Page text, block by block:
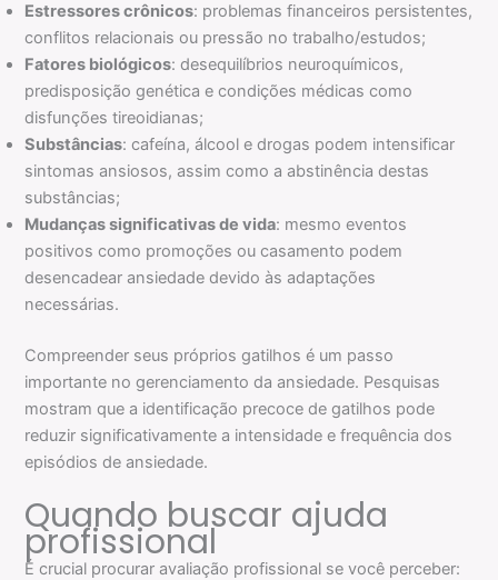
Estressores crônicos: problemas financeiros persistentes,
conflitos relacionais ou pressão no trabalho/estudos;
Fatores biológicos: desequilíbrios neuroquímicos,
predisposição genética e condições médicas como
disfunções tireoidianas;
Substâncias: cafeína, álcool e drogas podem intensificar
sintomas ansiosos, assim como a abstinência destas
substâncias;
Mudanças significativas de vida: mesmo eventos
positivos como promoções ou casamento podem
desencadear ansiedade devido às adaptações
necessárias.
Compreender seus próprios gatilhos é um passo
importante no gerenciamento da ansiedade. Pesquisas
mostram que a identificação precoce de gatilhos pode
reduzir significativamente a intensidade e frequência dos
episódios de ansiedade.
Quando buscar ajuda
profissional
É crucial procurar avaliação profissional se você perceber: